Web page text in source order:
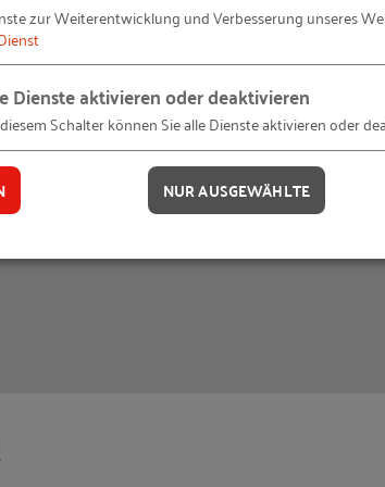
So wird www.chance-
in Deutschland.
im-buero.jpg)
zur Weiterentwicklung und Verbesserung unseres
Dienste aktivieren oder deaktivieren
Schalter können Sie alle Dienste aktivieren oder
NUR AUSGEWÄHLTE